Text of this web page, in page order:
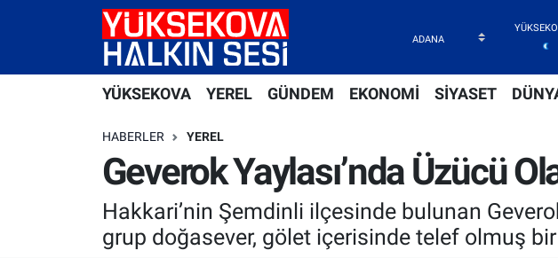
YÜKSEKOVA YEREL GÜNDEM EKONOMİ SİYASET
HABERLER YEREL
Geverok Yaylası’nda Üzücü
Hakkari’nin Şemdinli ilçesinde bulunan
grup doğasever, gölet içerisinde telef olmuş
Yüksekova Nöbetçi Eczaneler
Yüksekova Trafik Yoğunluk Haritası
Süper Lig Puan Durumu ve Fikstür
Tüm Manşetler